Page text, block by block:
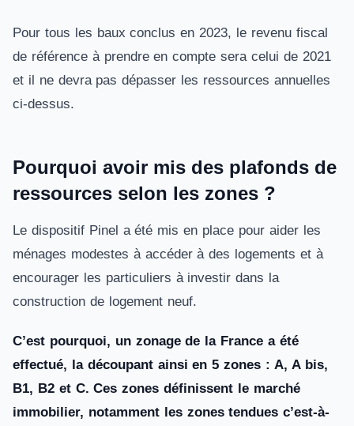
Pour tous les baux conclus en 2023, le revenu fiscal
de référence à prendre en compte sera celui de 2021
et il ne devra pas dépasser les ressources annuelles
ci-dessus.
Pourquoi avoir mis des plafonds de
ressources selon les zones ?
Le dispositif Pinel a été mis en place pour aider les
ménages modestes à accéder à des logements et à
encourager les particuliers à investir dans la
construction de logement neuf.
C’est pourquoi, un zonage de la France a été
effectué, la découpant ainsi en 5 zones : A, A bis,
B1, B2 et C. Ces zones définissent le marché
immobilier, notamment les zones tendues c’est-à-